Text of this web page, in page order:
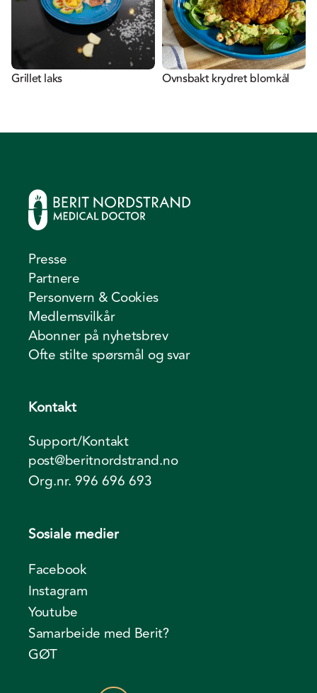
Grillet laks Ovnsbakt krydret blomkål
Presse
Partnere
Personvern & Cookies
Medlemsvilkår
Abonner på nyhetsbrev
Ofte stilte spørsmål og svar
Kontakt
Support/Kontakt
post@beritnordstrand.no
Org.nr. 996 696 693
Sosiale medier
Facebook
Instagram
Youtube
Samarbeide med Berit?
GØT